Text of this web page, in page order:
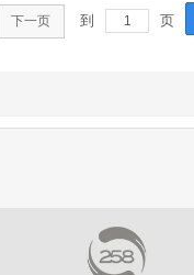
下一页 到 页